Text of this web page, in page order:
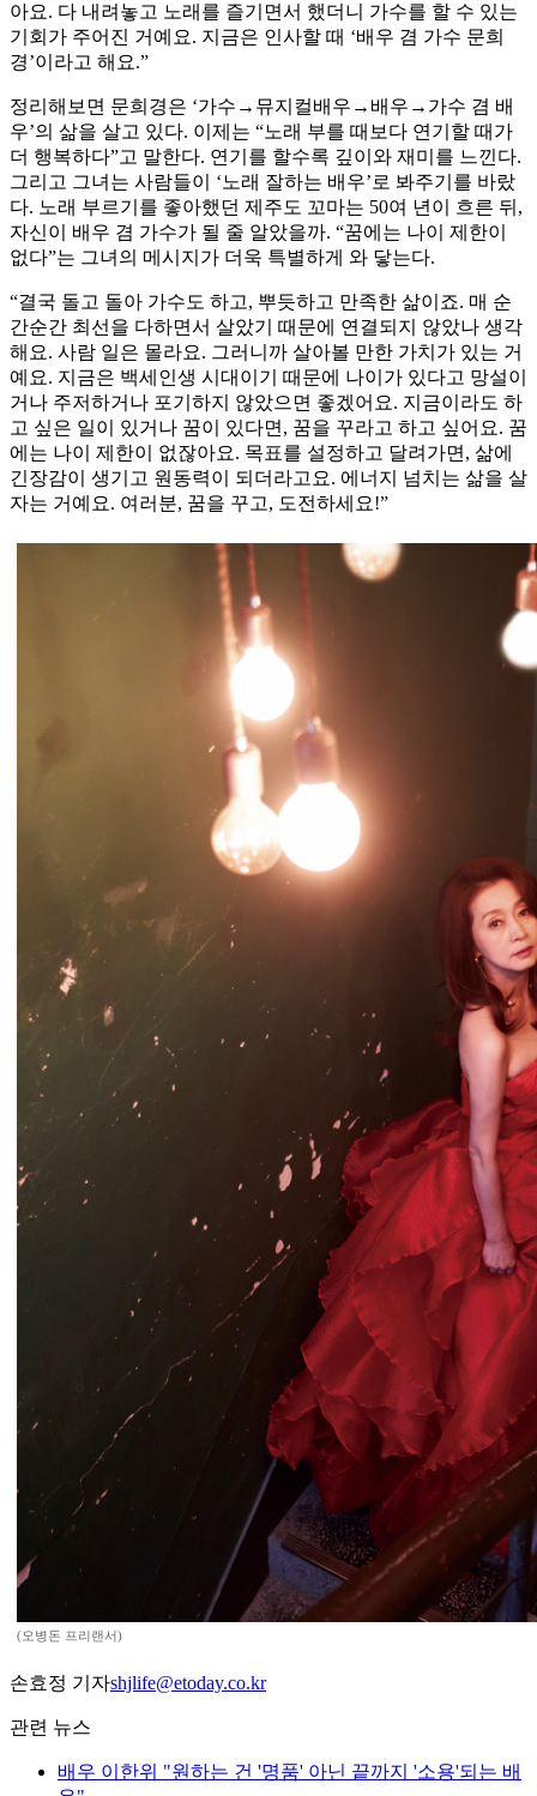
아요. 다 내려놓고 노래를 즐기면서 했더니 가수를 할 수 있는
기회가 주어진 거예요. 지금은 인사할 때 ‘배우 겸 가수 문희
경’이라고 해요.”
정리해보면 문희경은 ‘가수→뮤지컬배우→배우→가수 겸 배
우’의 삶을 살고 있다. 이제는 “노래 부를 때보다 연기할 때가
더 행복하다”고 말한다. 연기를 할수록 깊이와 재미를 느낀다.
그리고 그녀는 사람들이 ‘노래 잘하는 배우’로 봐주기를 바랐
다. 노래 부르기를 좋아했던 제주도 꼬마는 50여 년이 흐른 뒤,
자신이 배우 겸 가수가 될 줄 알았을까. “꿈에는 나이 제한이
없다”는 그녀의 메시지가 더욱 특별하게 와 닿는다.
“결국 돌고 돌아 가수도 하고, 뿌듯하고 만족한 삶이죠. 매 순
간순간 최선을 다하면서 살았기 때문에 연결되지 않았나 생각
해요. 사람 일은 몰라요. 그러니까 살아볼 만한 가치가 있는 거
예요. 지금은 백세인생 시대이기 때문에 나이가 있다고 망설이
거나 주저하거나 포기하지 않았으면 좋겠어요. 지금이라도 하
고 싶은 일이 있거나 꿈이 있다면, 꿈을 꾸라고 하고 싶어요. 꿈
에는 나이 제한이 없잖아요. 목표를 설정하고 달려가면, 삶에
긴장감이 생기고 원동력이 되더라고요. 에너지 넘치는 삶을 살
자는 거예요. 여러분, 꿈을 꾸고, 도전하세요!”
(오병돈 프리랜서)
손효정 기자shjlife@etoday.co.kr
관련 뉴스
배우 이한위 "원하는 건 '명품' 아닌 끝까지 '소용'되는 배